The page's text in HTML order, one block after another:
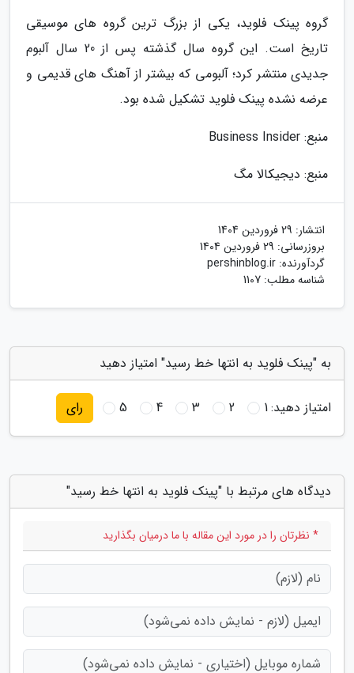
گروه پینک فلوید، یکی از بزرگ ترین گروه های موسیقی
تاریخ است. این گروه سال گذشته پس از 20 سال آلبوم
جدیدی منتشر کرد؛ آلبومی که بیشتر از آهنگ های قدیمی و
عرضه نشده پینک فلوید تشکیل شده بود.
منبع: Business Insider
منبع: دیجیکالا مگ
انتشار: 29 فروردین 1404
بروزرسانی: 29 فروردین 1404
گردآورنده: pershinblog.ir
شناسه مطلب: 1107
به "پینک فلوید به انتها خط رسید" امتیاز دهید
امتیاز دهید:1
2
3
4
5 رای
دیدگاه های مرتبط با "پینک فلوید به انتها خط رسید"
* نظرتان را در مورد این مقاله با ما درمیان بگذارید